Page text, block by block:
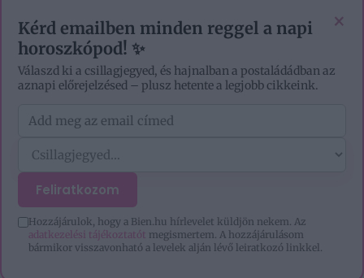
×
Kérd emailben minden reggel a napi
horoszkópod! ✨
Válaszd ki a csillagjegyed, és hajnalban a postaládádban az
aznapi előrejelzésed – plusz hetente a legjobb cikkeink.
Feliratkozom
Hozzájárulok, hogy a Bien.hu hírlevelet küldjön nekem. Az
adatkezelési tájékoztatót megismertem. A hozzájárulásom
bármikor visszavonható a levelek alján lévő leiratkozó linkkel.